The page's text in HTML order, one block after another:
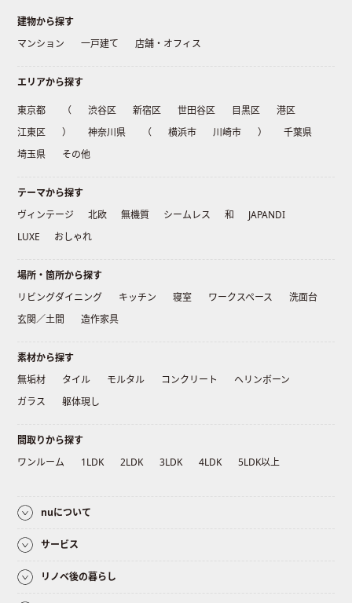
建物から探す
マンション
一戸建て 店舗・オフィス
エリアから探す
東京都 （ 渋谷区 新宿区 世田谷区 目黒区
港区
江東区
） 神奈川県 （ 横浜市 川崎市 ）
千葉県
埼玉県
その他
テーマから探す
ヴィンテージ
北欧 無機質 シームレス 和
JAPANDI
LUXE
おしゃれ
場所・箇所から探す
リビングダイニング
キッチン 寝室 ワークスペース
洗面台
玄関／土間
造作家具
素材から探す
無垢材
タイル モルタル コンクリート
ヘリンボーン
ガラス
躯体現し
間取りから探す
ワンルーム
1LDK 2LDK 3LDK 4LDK 5LDK以上
nuについて
サービス
リノベ後の暮らし